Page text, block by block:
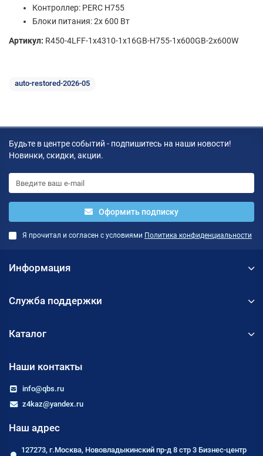
Контроллер: PERC H755
Блоки питания: 2x 600 Вт
Артикул: R450-4LFF-1x4310-1x16GB-H755-1x600GB-2x600W
auto-restored-2026-05
Будьте в центре событий - подпишитесь на наши новости!
Новинки, скидки, акции.
Оформить подписку
Я прочитал и согласен с условиями Политика конфиденциальности
Информация
Служба поддержки
Каталог
Наши контакты
info@qbs.ru
z4kaz@yandex.ru
Наш адрес
127273, г.Москва, Нововладыкинский пр-д 8 стр 3 Бизнес-центр